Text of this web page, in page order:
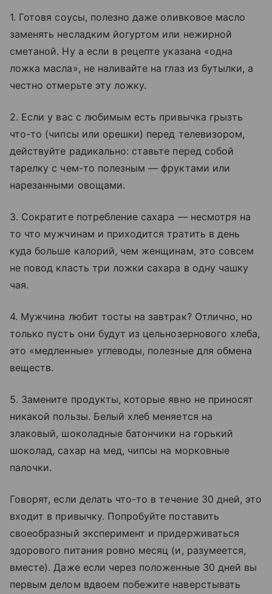
1. Готовя соусы, полезно даже оливковое масло
заменять несладким йогуртом или нежирной
сметаной. Ну а если в рецепте указана «одна
ложка масла», не наливайте на глаз из бутылки, а
честно отмерьте эту ложку.
2. Если у вас с любимым есть привычка грызть
что-то (чипсы или орешки) перед телевизором,
действуйте радикально: ставьте перед собой
тарелку с чем-то полезным — фруктами или
нарезанными овощами.
3. Сократите потребление сахара — несмотря на
то что мужчинам и приходится тратить в день
куда больше калорий, чем женщинам, это совсем
не повод класть три ложки сахара в одну чашку
чая.
4. Мужчина любит тосты на завтрак? Отлично, но
только пусть они будут из цельнозернового хлеба,
это «медленные» углеводы, полезные для обмена
веществ.
5. Замените продукты, которые явно не приносят
никакой пользы. Белый хлеб меняется на
злаковый, шоколадные батончики на горький
шоколад, сахар на мед, чипсы на морковные
палочки.
Говорят, если делать что-то в течение 30 дней, это
входит в привычку. Попробуйте поставить
своеобразный эксперимент и придерживаться
здорового питания ровно месяц (и, разумеется,
вместе). Даже если через положенные 30 дней вы
первым делом вдвоем побежите наверстывать